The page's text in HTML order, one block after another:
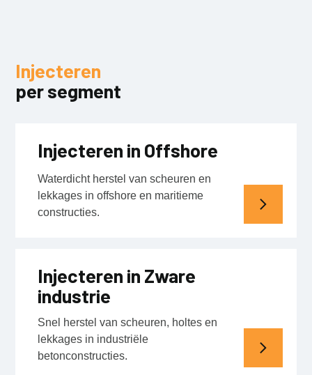
Injecteren
per segment
Injecteren in Offshore
Waterdicht herstel van scheuren en
lekkages in offshore en maritieme
constructies.
Injecteren in Zware
industrie
Snel herstel van scheuren, holtes en
lekkages in industriële
betonconstructies.